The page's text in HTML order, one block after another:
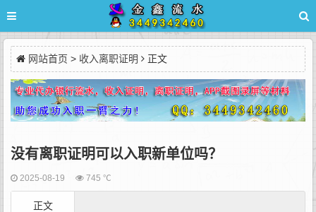
网站首页 > 收入离职证明 正文
没有离职证明可以入职新单位吗？
2025-08-19 745 ℃
正文